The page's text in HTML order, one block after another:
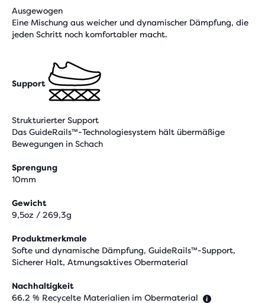
Ausgewogen
Eine Mischung aus weicher und dynamischer Dämpfung, die
jeden Schritt noch komfortabler macht.
Support
Strukturierter Support
Das GuideRails™-Technologiesystem hält übermäßige
Bewegungen in Schach
Sprengung
10mm
Gewicht
9,5oz / 269,3g
Produktmerkmale
Softe und dynamische Dämpfung, GuideRails™-Support,
Sicherer Halt, Atmungsaktives Obermaterial
Nachhaltigkeit
66.2 % Recycelte Materialien im Obermaterial